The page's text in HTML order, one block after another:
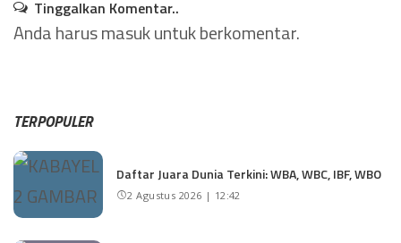
Tinggalkan Komentar..
Anda harusmasukuntuk berkomentar.
TERPOPULER
Daftar Juara Dunia Terkini: WBA, WBC, IBF, WBO
2 Agustus 2026 | 12:42